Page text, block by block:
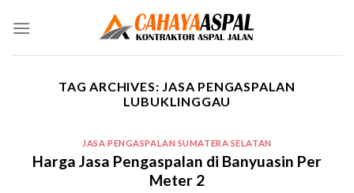
TAG ARCHIVES: JASA PENGASPALAN
LUBUKLINGGAU
JASA PENGASPALAN SUMATERA SELATAN
Harga Jasa Pengaspalan di Banyuasin Per
Meter 2